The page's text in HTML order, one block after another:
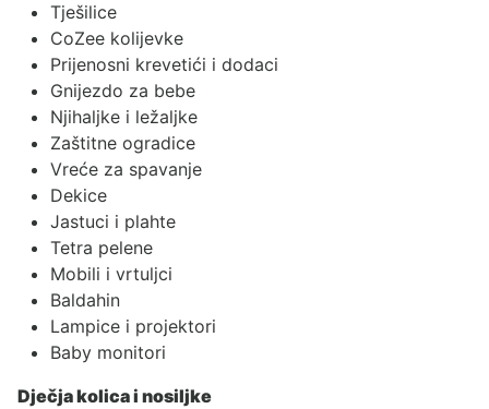
Tješilice
CoZee kolijevke
Prijenosni krevetići i dodaci
Gnijezdo za bebe
Njihaljke i ležaljke
Zaštitne ogradice
Vreće za spavanje
Dekice
Jastuci i plahte
Tetra pelene
Mobili i vrtuljci
Baldahin
Lampice i projektori
Baby monitori
Dječja kolica i nosiljke